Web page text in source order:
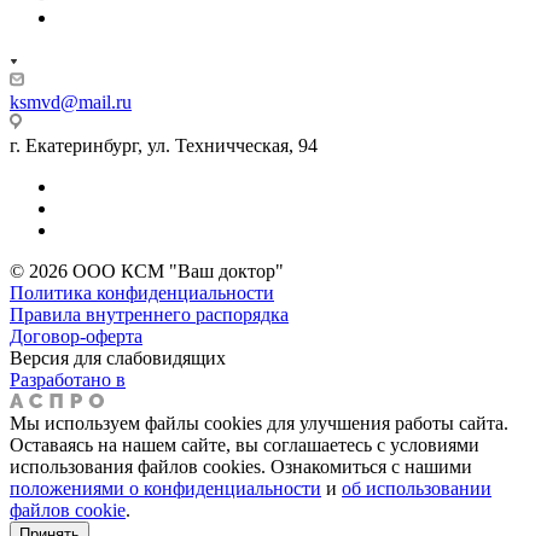
ksmvd@mail.ru
г. Екатеринбург, ул. Техничческая, 94
© 2026 ООО КСМ "Ваш доктор"
Политика конфиденциальности
Правила внутреннего распорядка
Договор-оферта
Версия для слабовидящих
Разработано в
Мы используем файлы cookies для улучшения работы сайта.
Оставаясь на нашем сайте, вы соглашаетесь с условиями
использования файлов cookies. Ознакомиться с нашими
положениями о конфиденциальности и об использовании
файлов cookie.